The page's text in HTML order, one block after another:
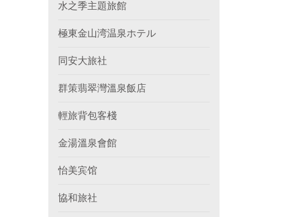
水之季主題旅館
極東金山湾温泉ホテル
同安大旅社
群策翡翠灣溫泉飯店
輕旅背包客棧
金湯溫泉會館
怡美宾馆
協和旅社